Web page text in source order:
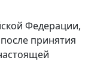
Федерации,
принятия